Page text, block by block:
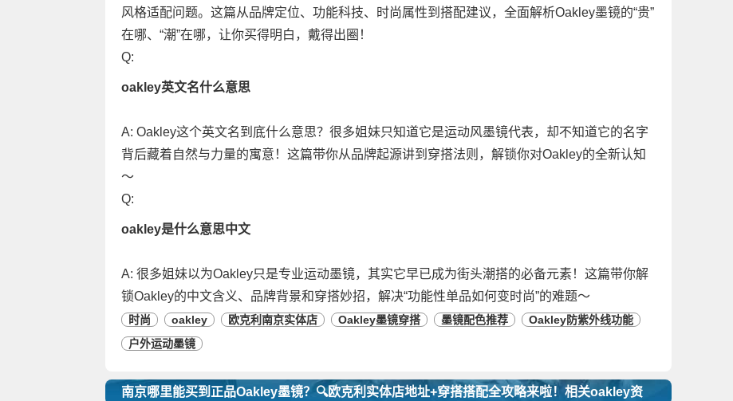
风格适配问题。这篇从品牌定位、功能科技、时尚属性到搭配建议，全面解析Oakley墨镜的“贵”
在哪、“潮”在哪，让你买得明白，戴得出圈！
Q:
oakley英文名什么意思
A: Oakley这个英文名到底什么意思？很多姐妹只知道它是运动风墨镜代表，却不知道它的名字
背后藏着自然与力量的寓意！这篇带你从品牌起源讲到穿搭法则，解锁你对Oakley的全新认知
～
Q:
oakley是什么意思中文
A: 很多姐妹以为Oakley只是专业运动墨镜，其实它早已成为街头潮搭的必备元素！这篇带你解
锁Oakley的中文含义、品牌背景和穿搭妙招，解决“功能性单品如何变时尚”的难题～
时尚 oakley 欧克利南京实体店 Oakley墨镜穿搭 墨镜配色推荐
Oakley防紫外线功能
户外运动墨镜
南京哪里能买到正品Oakley墨镜？🔍欧克利实体店地址+穿搭搭配全攻略来啦！相关oakley资